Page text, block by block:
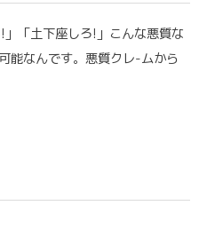
」「土下座しろ!」こんな悪質な
能なんです。悪質クレ-ムから